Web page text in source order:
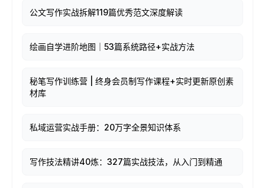
公文写作实战拆解119篇优秀范文深度解读
绘画自学进阶地图｜53篇系统路径+实战方法
秘笔写作训练营 | 终身会员制写作课程+实时更新原创素
材库
私域运营实战手册：20万字全景知识体系
写作技法精讲40炼：327篇实战技法，从入门到精通